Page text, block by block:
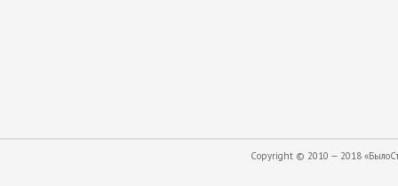
Copyright © 2010 — 2018